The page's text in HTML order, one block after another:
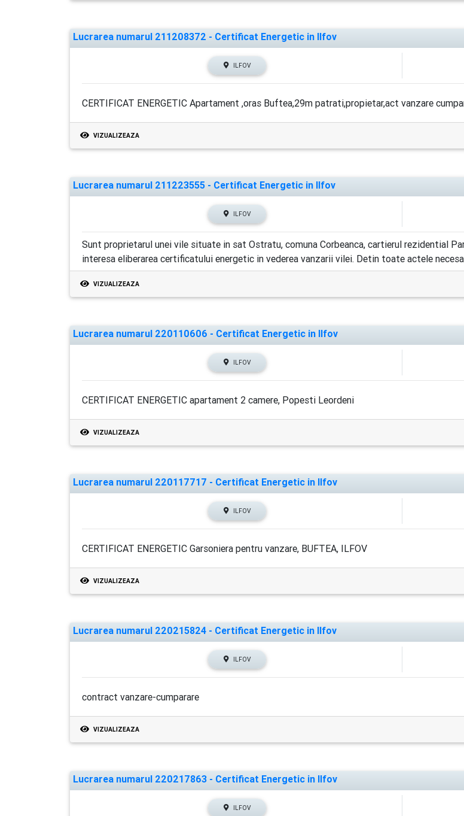
Lucrarea numarul 211208372 - Certificat Energetic in Ilfov
ILFOV
CERTIFICAT ENERGETIC Apartament ,oras Buftea,29m patrati,propietar,act vanzare
VIZUALIZEAZA
Lucrarea numarul 211223555 - Certificat Energetic in Ilfov
ILFOV
Sunt proprietarul unei vile situate in sat Ostratu, comuna Corbeanca, cartierul rezidential
interesa eliberarea certificatului energetic in vederea vanzarii vilei. Detin toate actele
VIZUALIZEAZA
Lucrarea numarul 220110606 - Certificat Energetic in Ilfov
ILFOV
CERTIFICAT ENERGETIC apartament 2 camere, Popesti Leordeni
VIZUALIZEAZA
Lucrarea numarul 220117717 - Certificat Energetic in Ilfov
ILFOV
CERTIFICAT ENERGETIC Garsoniera pentru vanzare, BUFTEA, ILFOV
VIZUALIZEAZA
Lucrarea numarul 220215824 - Certificat Energetic in Ilfov
ILFOV
contract vanzare-cumparare
VIZUALIZEAZA
Lucrarea numarul 220217863 - Certificat Energetic in Ilfov
ILFOV